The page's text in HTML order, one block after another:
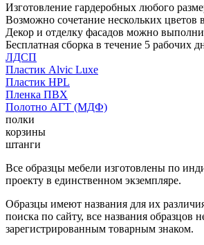
Изготовление гардеробных любого
Возможно сочетание нескольких цветов
Декор и отделку фасадов можно
Бесплатная сборка в течение 5 рабочих
ЛДСП
Пластик Alvic Luxe
Пластик HPL
Пленка ПВХ
Полотно АГТ (МДФ)
полки
корзины
штанги
Все образцы мебели изготовлены по
проекту в единственном экземпляре.
Образцы имеют названия для их
поиска по сайту, все названия образцов
зарегистрированным товарным знаком.